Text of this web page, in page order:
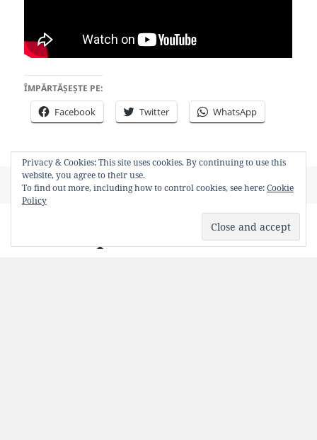
ÎMPĂRTĂȘEȘTE PE:
Facebook Twitter WhatsApp
Posted
on
June 4, 2013 Author
Bancosul Categories
Video Tags
reclame
Privacy & Cookies: This site uses cookies. By continuing to use this
website, you agree to their use.
To find out more, including how to control cookies, see here:Cookie
Policy